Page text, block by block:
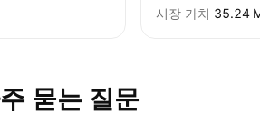
시장 가치 ‪35.24
묻는 질문